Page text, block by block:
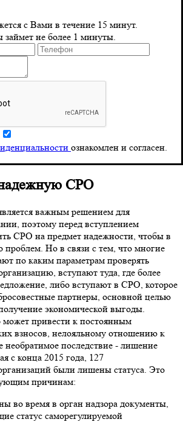
с Вами в течение 15 минут.
не более 1 минуты.
ознакомлен и согласен.
Красноармейская, д. 10
СРО
важным решением для
поэтому перед вступлением
СРО на предмет надежности, чтобы в
Но в связи с тем, что многие
по каким параметрам проверять
вступают туда, где более
либо вступают в СРО, которое
партнеры, основной целью
экономической выгоды.
может привести к постоянным
взносов, нелояльному отношению к
последствие - лишение
с конца 2015 года, 127
были лишены статуса. Это
причинам:
во время в орган надзора документы,
статус саморегулируемой